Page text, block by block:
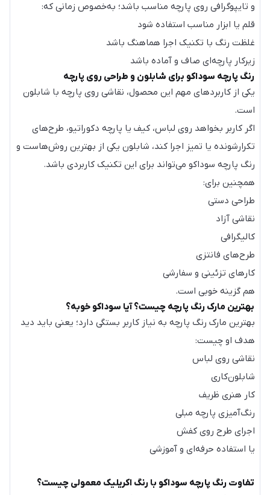
و تایپوگرافی روی پارچه مناسب باشد؛ به‌خصوص زمانی که:
قلم یا ابزار مناسب استفاده شود
غلظت رنگ با تکنیک اجرا هماهنگ باشد
زیرکار پارچه‌ای صاف و آماده باشد
رنگ پارچه سوداکو برای شابلون و طراحی روی پارچه
یکی از کاربردهای مهم این محصول، نقاشی روی پارچه با شابلون
است.
اگر کاربر بخواهد روی لباس، کیف یا پارچه دکوراتیو، طرح‌های
تکرارشونده یا تمیز اجرا کند، شابلون یکی از بهترین روش‌هاست و
رنگ پارچه سوداکو می‌تواند برای این تکنیک کاربردی باشد.
همچنین برای:
طراحی دستی
نقاشی آزاد
کالیگرافی
طرح‌های فانتزی
کارهای تزئینی و سفارشی
هم گزینه خوبی است.
بهترین مارک رنگ پارچه چیست؟ آیا سوداکو خوبه؟
بهترین مارک رنگ پارچه به نیاز کاربر بستگی دارد؛ یعنی باید دید
هدف او چیست:
نقاشی روی لباس
شابلون‌کاری
کار هنری ظریف
رنگ‌آمیزی پارچه مبلی
اجرای طرح روی کفش
یا استفاده حرفه‌ای و آموزشی
تفاوت رنگ پارچه سوداکو با رنگ اکریلیک معمولی چیست؟